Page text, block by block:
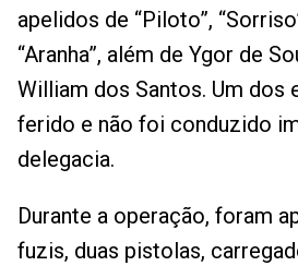
apelidos de “Piloto”,
“Aranha”, além de Ygor de
William dos Santos. Um dos
ferido e não foi conduzido
delegacia.
Durante a operação, foram
fuzis, duas pistolas,